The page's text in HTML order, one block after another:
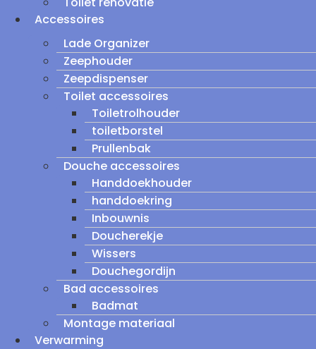
Accessoires
Lade Organizer
Zeephouder
Zeepdispenser
Toilet accessoires
Toiletrolhouder
toiletborstel
Prullenbak
Douche accessoires
Handdoekhouder
handdoekring
Inbouwnis
Doucherekje
Wissers
Douchegordijn
Bad accessoires
Badmat
Montage materiaal
Verwarming